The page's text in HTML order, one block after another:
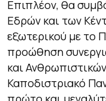
Επιπλέον, θα
Εδρών και των
εξωτερικού με το
προώθηση
και
Καποδιστριακό